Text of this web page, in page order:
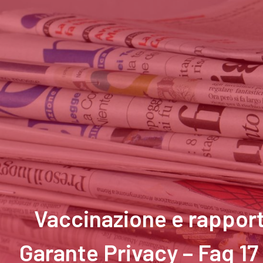
Vaccinazione e
Garante Privacy – Faq